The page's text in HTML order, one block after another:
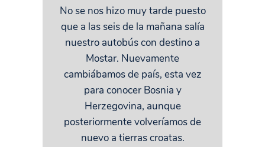
No se nos hizo muy tarde puesto
que a las seis de la mañana salía
nuestro autobús con destino a
Mostar. Nuevamente
cambiábamos de país, esta vez
para conocer Bosnia y
Herzegovina, aunque
posteriormente volveríamos de
nuevo a tierras croatas.